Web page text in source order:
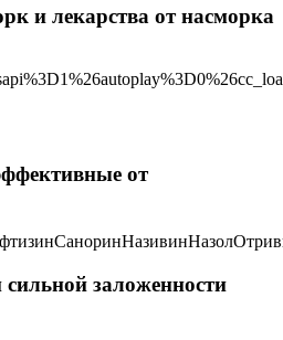
и лекарства от насморка
от
заложенности